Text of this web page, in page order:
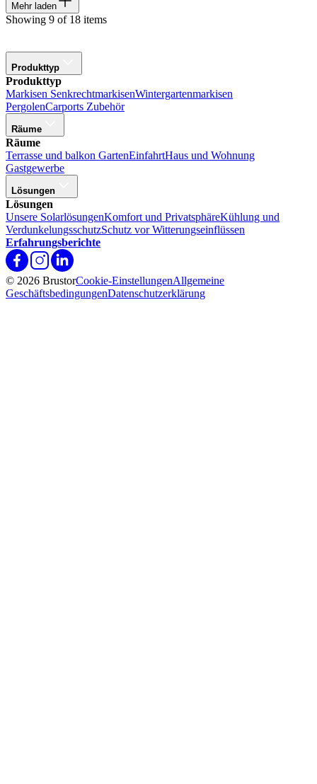
Mehr laden
Showing 9 of 18 items
Produkttyp
Produkttyp
Markisen SenkrechtmarkisenWintergartenmarkisen
PergolenCarports Zubehör
Räume
Räume
Terrasse und balkon GartenEinfahrtHaus und Wohnung
Gastgewerbe
Lösungen
Lösungen
Unsere SolarlösungenKomfort und PrivatsphäreKühlung und
VerdunkelungsschutzSchutz vor Witterungseinflüssen
Erfahrungsberichte
© 2026 BrustorCookie-EinstellungenAllgemeine
GeschäftsbedingungenDatenschutzerklärung